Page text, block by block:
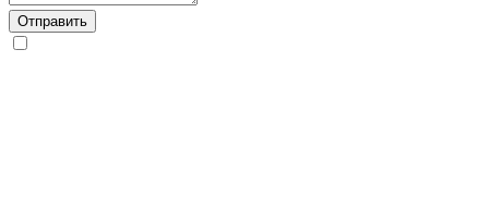
Отправить